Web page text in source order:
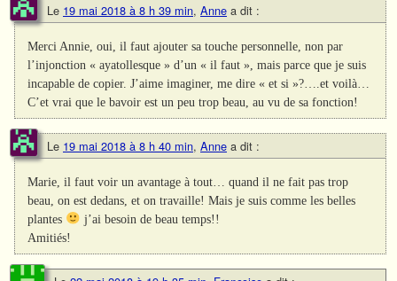
Le 19 mai 2018 à 8 h 39 min, Anne a dit :
Merci Annie, oui, il faut ajouter sa touche personnelle, non par
l’injonction « ayatollesque » d’un « il faut », mais parce que je suis
incapable de copier. J’aime imaginer, me dire « et si »?….et voilà…
C’et vrai que le bavoir est un peu trop beau, au vu de sa fonction!
Le 19 mai 2018 à 8 h 40 min, Anne a dit :
Marie, il faut voir un avantage à tout… quand il ne fait pas trop
beau, on est dedans, et on travaille! Mais je suis comme les belles
plantes
j’ai besoin de beau temps!!
Amitiés!